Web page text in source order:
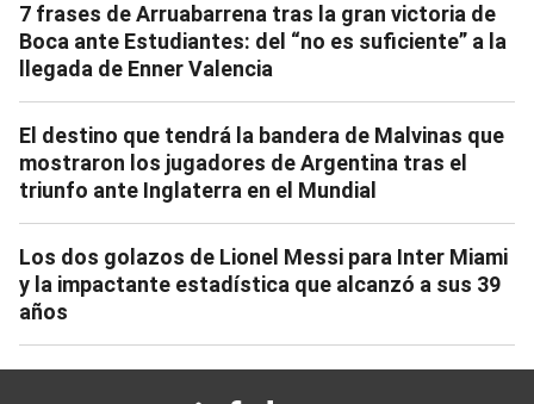
7 frases de Arruabarrena tras la gran victoria de
Boca ante Estudiantes: del “no es suficiente” a la
llegada de Enner Valencia
El destino que tendrá la bandera de Malvinas que
mostraron los jugadores de Argentina tras el
triunfo ante Inglaterra en el Mundial
Los dos golazos de Lionel Messi para Inter Miami
y la impactante estadística que alcanzó a sus 39
años